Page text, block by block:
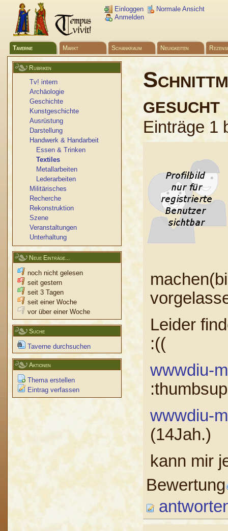
Einloggen
Anmelden
Normale Ansicht
Taverne Markt Schankraum Neuigkeiten
Rubriken
Tv! intern
Archäologie
Geschichte
Kunstgeschichte
Ausrüstung
Darstellung
Handwerk & Handarbeit
Essen & Trinken
Textiles
Metallarbeiten
Lederarbeiten
Militärisches
Recherche
Rekonstruktion
Szene
Veranstaltungen
Unterhaltung
Neue Einträge...
noch nicht gelesen
seit gestern
seit 3 Tagen
seit einer Woche
vor über einer Woche
Suche
Taverne durchsuchen
Aktionen
Thema erstellen
Eintrag verfassen
gesucht
Einträge 1
Leider
:((
wwwdiu-
wwwdiu-
(14Jah.)
kann mir
Bewertung